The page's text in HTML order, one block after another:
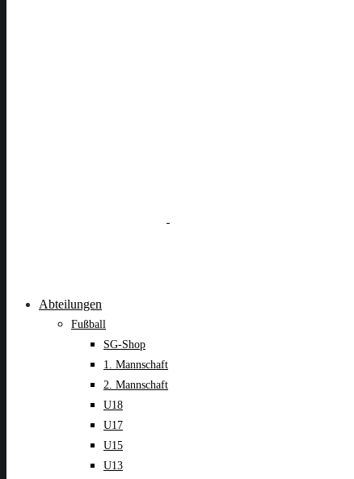
Abteilungen
Fußball
SG-Shop
1. Mannschaft
2. Mannschaft
U18
U17
U15
U13